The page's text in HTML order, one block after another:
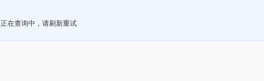
正在查询中，请刷新重试